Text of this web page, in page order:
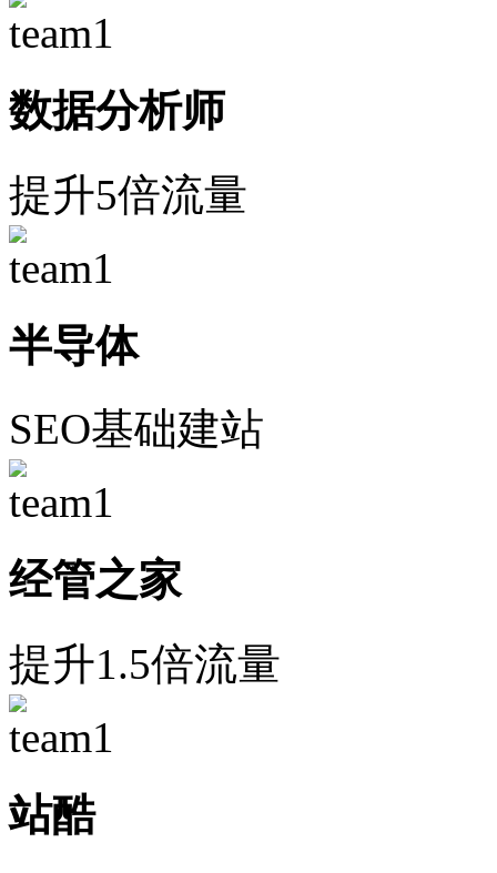
数据分析师
提升5倍流量
半导体
SEO基础建站
经管之家
提升1.5倍流量
站酷